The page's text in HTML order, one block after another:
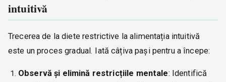
intuitivă
Trecerea de la diete restrictive la alimentația intuitivă
este un proces gradual. Iată câțiva pași pentru a începe:
Observă și elimină restricțiile mentale: Identifică